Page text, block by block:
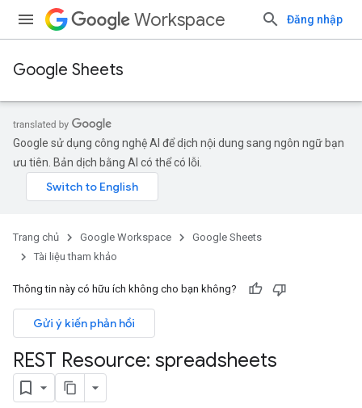
Workspace Đăng nhập
Google Sheets
Google sử dụng công nghệ AI để dịch nội dung sang ngôn ngữ bạn
ưu tiên. Bản dịch bằng AI có thể có lỗi.
Trang chủ Google Workspace
Google Sheets
Tài liệu tham khảo
Thông tin này có hữu ích không cho bạn không?
Gửi ý kiến phản hồi
REST Resource: spreadsheets